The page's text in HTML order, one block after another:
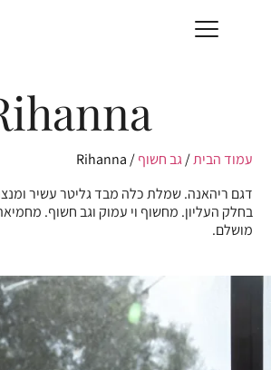
עמוד הבית/גב חשוף/ Rihanna
דגם ריהאנה. שמלת כלה מבד גליטר עשיר
בחלק העליון. מחשוף וי עמוק וגב חשוף.
מושלם.